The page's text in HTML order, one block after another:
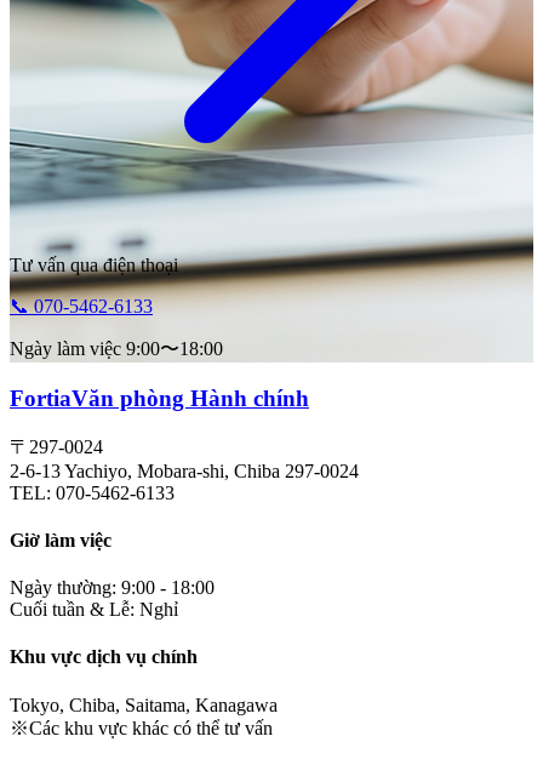
Tư vấn qua điện thoại
📞 070-5462-6133
Ngày làm việc 9:00〜18:00
FortiaVăn phòng Hành chính
〒297-0024
2-6-13 Yachiyo, Mobara-shi, Chiba 297-0024
TEL: 070-5462-6133
Giờ làm việc
Ngày thường: 9:00 - 18:00
Cuối tuần & Lễ: Nghỉ
Khu vực dịch vụ chính
Tokyo, Chiba, Saitama, Kanagawa
※Các khu vực khác có thể tư vấn